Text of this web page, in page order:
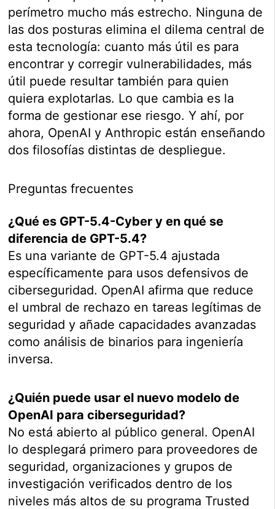
perímetro mucho más estrecho. Ninguna de
las dos posturas elimina el dilema central de
esta tecnología: cuanto más útil es para
encontrar y corregir vulnerabilidades, más
útil puede resultar también para quien
quiera explotarlas. Lo que cambia es la
forma de gestionar ese riesgo. Y ahí, por
ahora, OpenAI y Anthropic están enseñando
dos filosofías distintas de despliegue.
Preguntas frecuentes
¿Qué es GPT-5.4-Cyber y en qué se
diferencia de GPT-5.4?
Es una variante de GPT-5.4 ajustada
específicamente para usos defensivos de
ciberseguridad. OpenAI afirma que reduce
el umbral de rechazo en tareas legítimas de
seguridad y añade capacidades avanzadas
como análisis de binarios para ingeniería
inversa.
¿Quién puede usar el nuevo modelo de
OpenAI para ciberseguridad?
No está abierto al público general. OpenAI
lo desplegará primero para proveedores de
seguridad, organizaciones y grupos de
investigación verificados dentro de los
niveles más altos de su programa Trusted